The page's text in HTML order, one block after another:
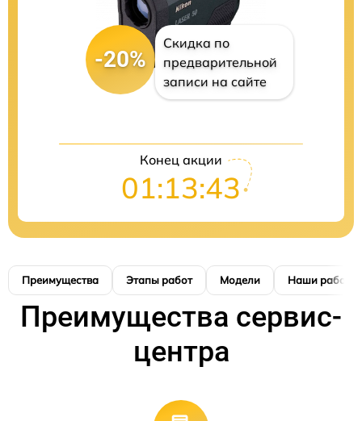
-20%
Скидка по
предварительной
записи на сайте
Конец акции
01:13:42
Преимущества Этапы работ Модели Наши работы
Преимущества сервис-
центра